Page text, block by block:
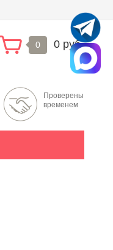
0 0 руб.
Проверены
временем